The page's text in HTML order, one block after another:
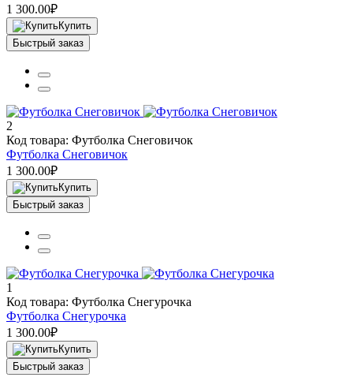
1 300.00₽
Купить
Быстрый заказ
2
Код товара: Футболка Снеговичок
Футболка Снеговичок
1 300.00₽
Купить
Быстрый заказ
1
Код товара: Футболка Снегурочка
Футболка Снегурочка
1 300.00₽
Купить
Быстрый заказ